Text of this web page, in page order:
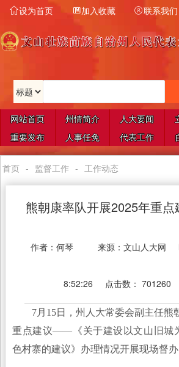
设为首页 加入收藏 联系我们
网站首页 州情简介 人大要闻
重要发布
人事任免 代表工作
首页 - 监督工作 - 工作动态
熊朝康率队开展2025年重
作者： 何琴 来源： 文山人大网
8:52:26 点击数：
7月15日，州人大常委会副主任熊
重点建议——《关于建设以文山旧城
色村寨的建议》办理情况开展现场督办